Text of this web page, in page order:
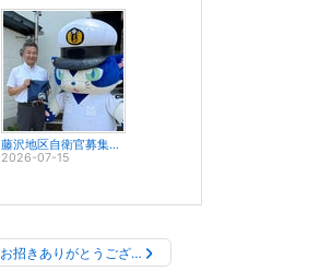
藤沢地区自衛官募集活動
2026-07-15
お招きありがとうござ…